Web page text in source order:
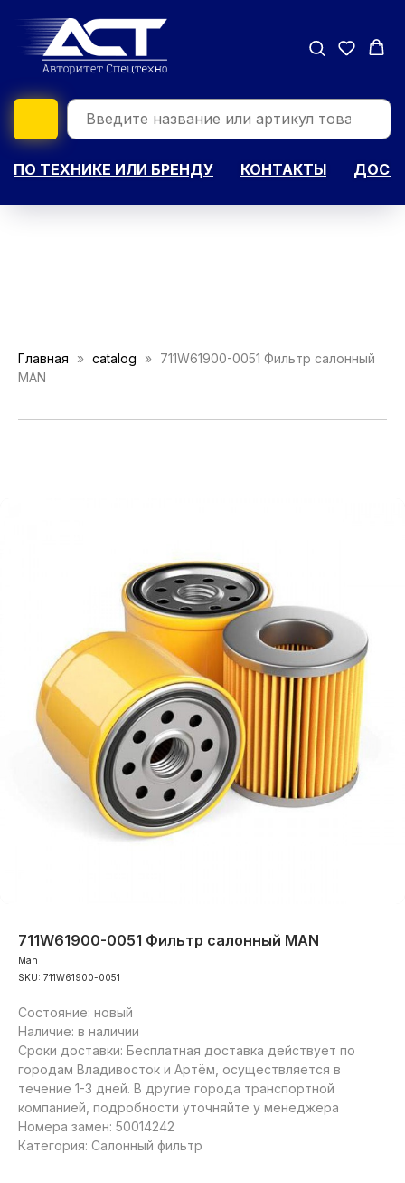
ПО ТЕХНИКЕ ИЛИ БРЕНДУ КОНТАКТЫ
Главная catalog
711W61900-0051 Фильтр салонный
MAN
711W61900-0051 Фильтр салонный MAN
Man
SKU: 711W61900-0051
Состояние: новый
Наличие: в наличии
Сроки доставки: Бесплатная доставка действует по
городам Владивосток и Артём, осуществляется в
течение 1-3 дней. В другие города транспортной
компанией, подробности уточняйте у менеджера
Номера замен: 50014242
Категория: Салонный фильтр